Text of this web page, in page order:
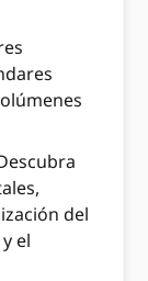
del
el